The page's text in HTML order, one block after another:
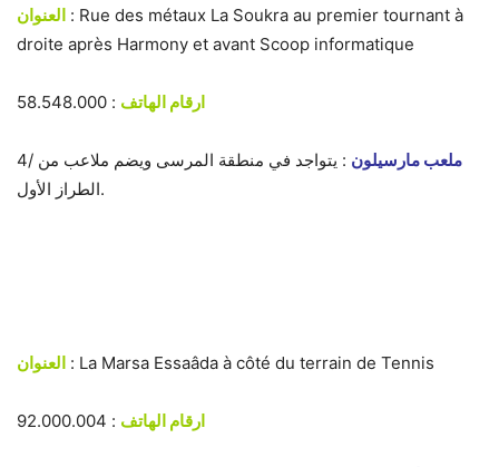
العنوان : Rue des métaux La Soukra au premier tournant à
droite après Harmony et avant Scoop informatique
ارقام الهاتف : 58.548.000
4/ ملعب مارسيلون : يتواجد في منطقة المرسى ويضم ملاعب من
الطراز الأول.
العنوان : La Marsa Essaâda à côté du terrain de Tennis
ارقام الهاتف : 92.000.004